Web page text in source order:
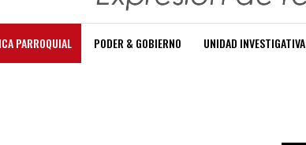
PARROQUIAL PODER & GOBIERNO UNIDAD INVESTIGATIVA